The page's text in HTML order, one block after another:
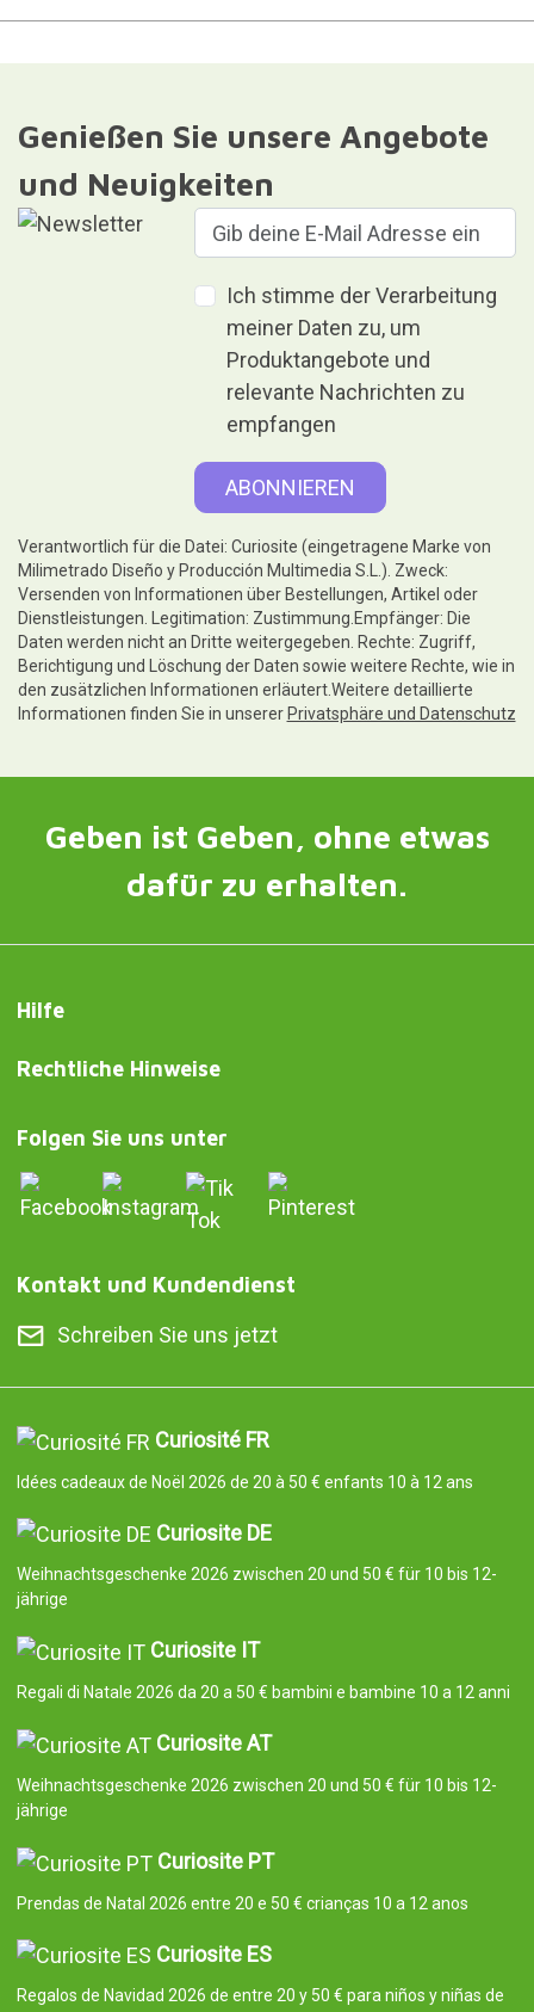
Genießen Sie unsere Angebote
und Neuigkeiten
Ich stimme der Verarbeitung
meiner Daten zu, um
Produktangebote und
relevante Nachrichten zu
empfangen
Verantwortlich für die Datei: Curiosite (eingetragene Marke von
Milimetrado Diseño y Producción Multimedia S.L.). Zweck:
Versenden von Informationen über Bestellungen, Artikel oder
Dienstleistungen. Legitimation: Zustimmung.Empfänger: Die
Daten werden nicht an Dritte weitergegeben. Rechte: Zugriff,
Berichtigung und Löschung der Daten sowie weitere Rechte, wie in
den zusätzlichen Informationen erläutert.Weitere detaillierte
Informationen finden Sie in unserer Privatsphäre und Datenschutz
Geben ist Geben, ohne etwas
dafür zu erhalten.
Hilfe
Rechtliche Hinweise
Folgen Sie uns unter
Kontakt und Kundendienst
Schreiben Sie uns jetzt
Curiosité FR
Idées cadeaux de Noël 2026 de 20 à 50 € enfants 10 à 12 ans
Curiosite DE
Weihnachtsgeschenke 2026 zwischen 20 und 50 € für 10 bis 12-
jährige
Curiosite IT
Regali di Natale 2026 da 20 a 50 € bambini e bambine 10 a 12 anni
Curiosite AT
Weihnachtsgeschenke 2026 zwischen 20 und 50 € für 10 bis 12-
jährige
Curiosite PT
Prendas de Natal 2026 entre 20 e 50 € crianças 10 a 12 anos
Curiosite ES
Regalos de Navidad 2026 de entre 20 y 50 € para niños y niñas de